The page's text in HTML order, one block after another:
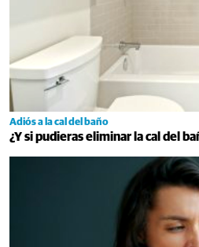
Adiós a la cal del baño
¿Y si pudieras eliminar la cal del